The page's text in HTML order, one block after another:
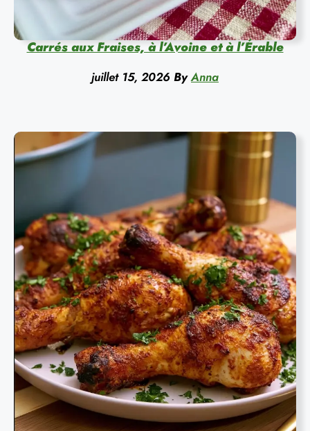
Carrés aux Fraises, à l’Avoine et à l’Érable
juillet 15, 2026 By Anna